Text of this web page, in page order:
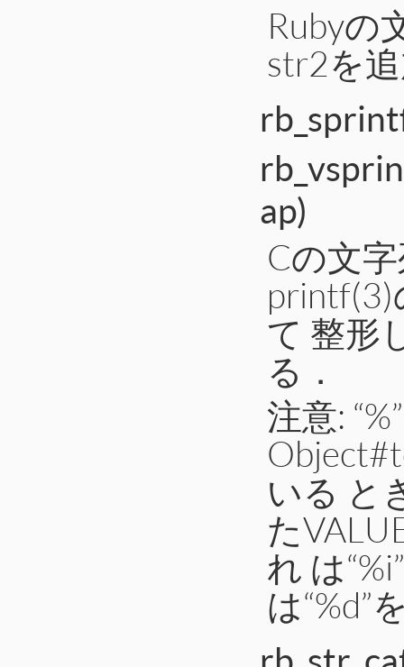
Rubyの
str2を
ap)
Cの文
て 整形
る．
注意:
いる と
た
れ は
は“%d”